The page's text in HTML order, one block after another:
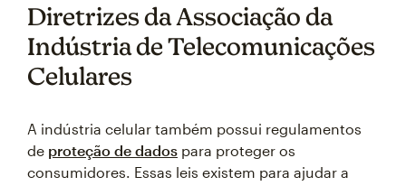
Diretrizes da Associação da
Indústria de Telecomunicações
Celulares
A indústria celular também possui regulamentos
de proteção de dados para proteger os
consumidores. Essas leis existem para ajudar a